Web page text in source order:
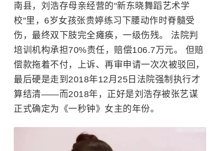
南县，刘浩存母亲经营的"新东晓舞蹈艺术学
校"里，6岁女孩张贵婷练习下腰动作时脊髓受
伤，最终双下肢完全瘫痪，一级伤残。 法院判
培训机构承担70%责任，赔偿106.7万元。 但赔
偿款拖着不付，上诉、再审申请一次次被驳回，
最后硬是走到2018年12月25日法院强制执行才
算结清——而2018年，正好是刘浩存被张艺谋
正式确定为《一秒钟》女主的年份。